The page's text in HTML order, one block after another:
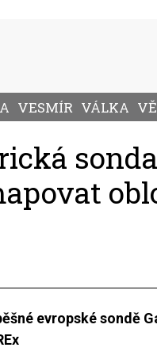
VESMÍR VÁLKA
evropské sondě